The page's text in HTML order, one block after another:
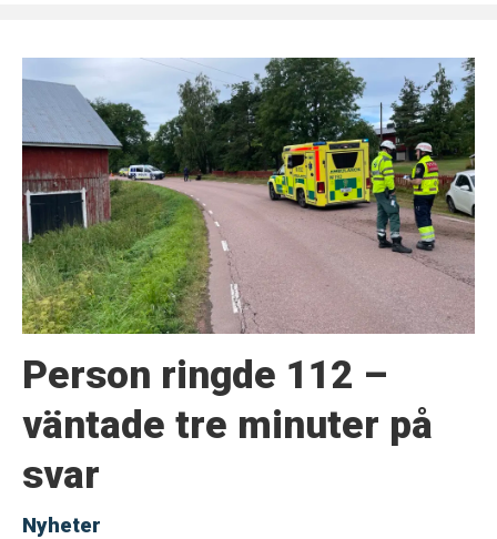
Person ringde 112 –
väntade tre minuter på
svar
Nyheter